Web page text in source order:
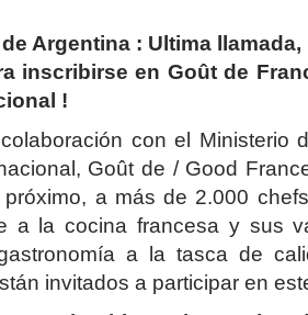
Argentina : Ultima
inscribirse en Goût de
!
con el Ministerio
Goût de / Good
a más de 2.000
a la cocina francesa y sus
a la tasca de
invitados a participar en